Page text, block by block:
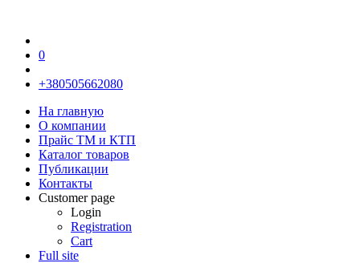
0
+380505662080
На главную
О компании
Прайс TM и КТП
Каталог товаров
Публикации
Контакты
Customer page
Login
Registration
Cart
Full site